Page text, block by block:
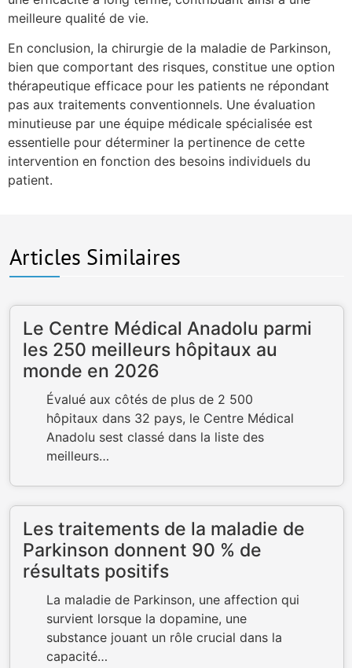
meilleure qualité de vie.
En conclusion, la chirurgie de la maladie de Parkinson,
bien que comportant des risques, constitue une option
thérapeutique efficace pour les patients ne répondant
pas aux traitements conventionnels. Une évaluation
minutieuse par une équipe médicale spécialisée est
essentielle pour déterminer la pertinence de cette
intervention en fonction des besoins individuels du
patient.
Articles Similaires
Le Centre Médical Anadolu parmi
les 250 meilleurs hôpitaux au
monde en 2026
Évalué aux côtés de plus de 2 500
hôpitaux dans 32 pays, le Centre Médical
Anadolu sest classé dans la liste des
meilleurs…
Les traitements de la maladie de
Parkinson donnent 90 % de
résultats positifs
La maladie de Parkinson, une affection qui
survient lorsque la dopamine, une
substance jouant un rôle crucial dans la
capacité…